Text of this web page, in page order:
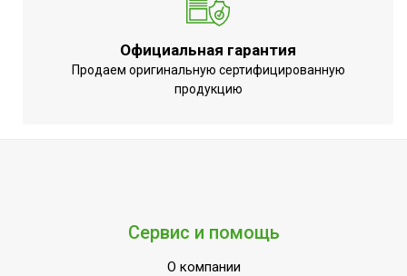
Ballu
мощность
1.5
Нет
нагревательного
Сталь
Официальная гарантия
Продаем оригинальную сертифицированную
продукцию
Сервис и помощь
О компании